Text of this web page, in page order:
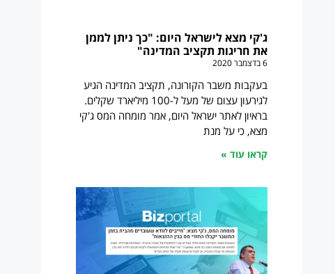
ג'קי מצא לישראל היום: "כך ניתן לממן
את חריגות תקציב המדינה"
6 בדצמבר 2020
בעקבות משבר הקורונה, תקציב המדינה הגיע
לגירעון עצום של מעל ל-100 מיליארד שקלים.
בראיון לאתר ישראל היום, אמר מומחה המס ג'קי
מצא, כי על מנת
קראו עוד »